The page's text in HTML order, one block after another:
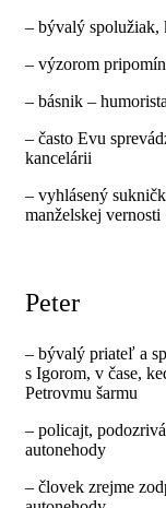
– bývalý spolužiak,
– výzorom
– básnik –
– často Evu
kancelárii
– vyhlásený
manželskej vernosti
Peter
– bývalý priateľ a
s Igorom, v čase,
Petrovmu šarmu
– policajt,
autonehody
– človek zrejme